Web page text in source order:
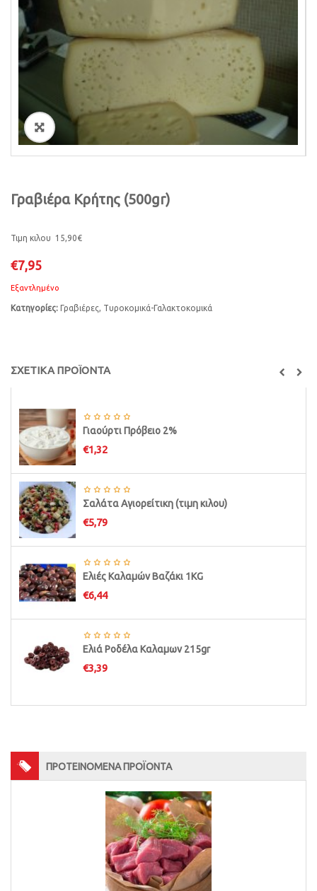
i
n
ΣΧΕΤΙΚΑ ΠΡΟΪΟΝΤΑ
Γιαούρτι Πρόβειο 2%
€1,32
Σαλάτα Αγιορείτικη (τιμη κιλου)
€5,79
Ελιές Καλαμών Βαζάκι 1KG
€6,44
Ελιά Ροδέλα Καλαμων 215gr
€3,39
ΠΡΟΤΕΙΝΟΜΕΝΑ ΠΡΟΪΟΝΤΑ
ðŸ”
Γραβιέρα Κρήτης (500gr)
Τιμη κιλου 15,90€
€7,95
Εξαντλημένο
Κατηγορίες: Γραβιέρες, Τυροκομικά-Γαλακτοκομικά